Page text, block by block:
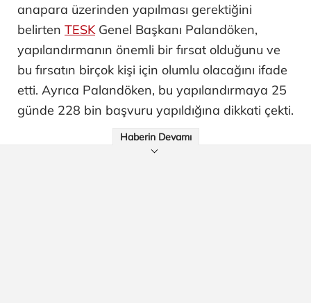
anapara üzerinden yapılması gerektiğini
belirten TESKGenel Başkanı Palandöken,
yapılandırmanın önemli bir fırsat olduğunu ve
bu fırsatın birçok kişi için olumlu olacağını ifade
etti. Ayrıca Palandöken, bu yapılandırmaya 25
günde 228 bin başvuru yapıldığına dikkati çekti.
Haberin Devamı